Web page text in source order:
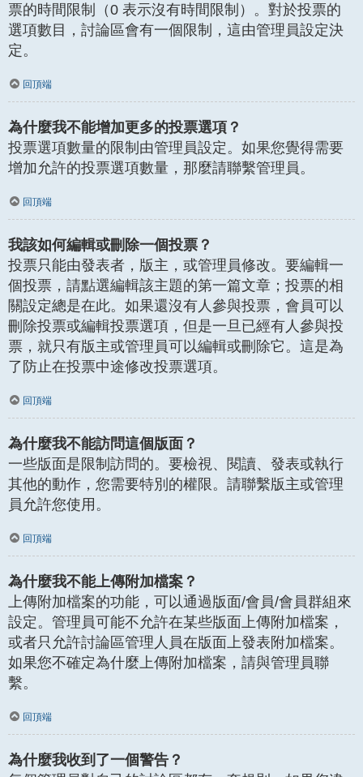
票的時間限制（0 表示沒有時間限制）。對於投票的
選項數目，討論區會有一個限制，這由管理員設定決
定。
回頂端
為什麼我不能增加更多的投票選項？
投票選項數量的限制由管理員設定。如果您覺得需要
增加允許的投票選項數量，那麼請聯繫管理員。
回頂端
我該如何編輯或刪除一個投票？
投票只能由發表者，版主，或管理員修改。要編輯一
個投票，請點選編輯該主題的第一篇文章；投票的相
關設定總是在此。如果還沒有人參與投票，會員可以
刪除投票或編輯投票選項，但是一旦已經有人參與投
票，就只有版主或管理員可以編輯或刪除它。這是為
了防止在投票中途修改投票選項。
回頂端
為什麼我不能訪問這個版面？
一些版面是限制訪問的。要檢視、閱讀、發表或執行
其他的動作，您需要特別的權限。請聯繫版主或管理
員允許您使用。
回頂端
為什麼我不能上傳附加檔案？
上傳附加檔案的功能，可以通過版面/會員/會員群組來
設定。管理員可能不允許在某些版面上傳附加檔案，
或者只允許討論區管理人員在版面上發表附加檔案。
如果您不確定為什麼上傳附加檔案，請與管理員聯
繫。
回頂端
為什麼我收到了一個警告？